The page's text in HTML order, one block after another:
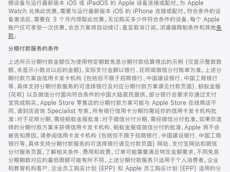
频设备与运行最新版本 iOS 或 iPadOS 的 Apple 设备连接或配对。为 Apple
Watch 兑换此优惠，需要与运行最新版本 iOS 的 iPhone 连接或配对。符合条件的设
备激活后，需要在 3 个月内领取此优惠。无论购买多少件符合条件的设备，每个 Apple
账户仅可享受一次优惠。会员方案将自动续订，直至取消订阅。须遵循限制条件和其他条
款。
窗
口
中
打
开)
分期付款服务的条件
上述所示分期付款金额仅为使用特定期数免息分期付款估算得出的示例 (仅显示整数数
额，未显示小数点以后的金额)，实际支付金额以银行、花呗或微信分付账单为准。上述分
期付款方案由信用卡发卡机构 (包括但不限于招商银行、中国建设银行、中国工商银行
等，具体支持分期付款服务的可选择银行及对应分期付款方案请见付款页面)、蚂蚁金服
(花呗) 以及微信分付面向符合条件的中国大陆居民提供。部分银行会要求你通过支付
宝完成购买。Apple Store 零售店的分期付款方案可能与 Apple Store 在线商店不
同，请到店咨询 Specialist 专家。所有银行信用卡分期均需经你的信用卡发卡机构批
准；对于花呗分期，需经蚂蚁金服批准；对于微信分付分期，需经微信分付批准。如果你选
择的分期付款方案未获得信用卡发卡机构、蚂蚁金服或微信分付的批准，Apple 将不会
被告知原因。请参阅信用卡发卡机构 (包括但不限于招商银行、中国建设银行、中国工商
银行等，具体支持分期付款服务的可选择银行请见付款页面) 网站、支付宝网站和微信
分付服务页面，了解相关条件、费用和收费。订单可能需要满足特定金额要求，不同免息
分期期数对应的最低限额可能有所不同。上述分期付款服务只适用于个人消费者。企业
和教育机构客户、企业员工购买计划 (EPP) 和 Apple 员工购买计划 (EPP) 适用的分